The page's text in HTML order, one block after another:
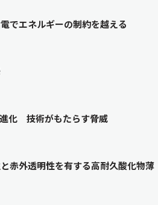
でエネルギーの制約を越える
進化 技術がもたらす脅威
赤外透明性を有する高耐久酸化物薄